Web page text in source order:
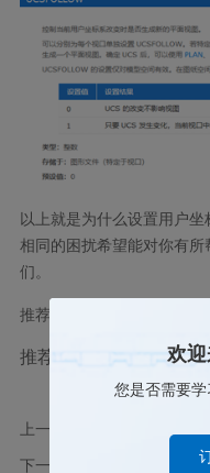
以上就是为什么设置用户
相同的困扰希望能对你有
们。
推荐阅读：
推荐阅读： CAD如何设置
上一篇
下一篇 CAD怎样改
欢
您是否需要